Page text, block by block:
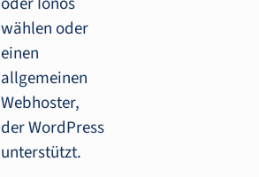
wählen oder
einen
allgemeinen
Webhoster,
der WordPress
unterstützt.